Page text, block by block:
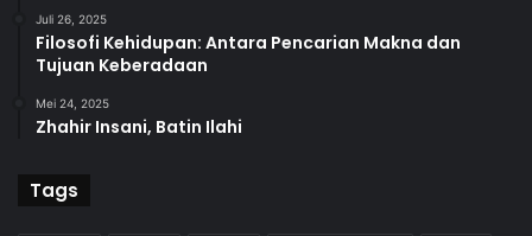
Juli 26, 2025
Filosofi Kehidupan: Antara Pencarian Makna dan
Tujuan Keberadaan
Mei 24, 2025
Zhahir Insani, Batin Ilahi
Tags